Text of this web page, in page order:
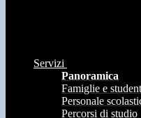
Servizi
Panoramica
Famiglie e
Personale
Percorsi di studio